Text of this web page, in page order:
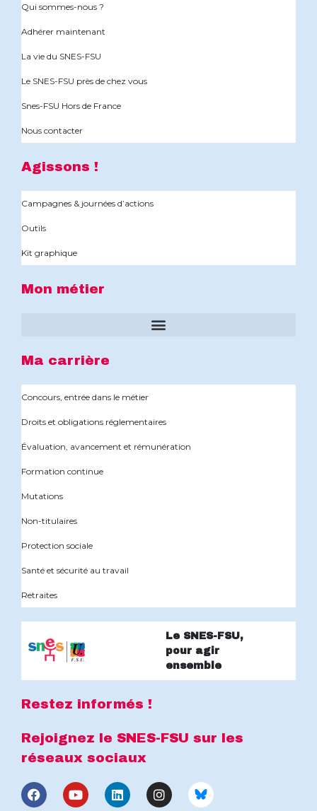
Qui sommes-nous ?
Adhérer maintenant
La vie du SNES-FSU
Le SNES-FSU près de chez vous
Snes-FSU Hors de France
Nous contacter
Agissons !
Campagnes & journées d’actions
Outils
Kit graphique
Mon métier
Ma carrière
Concours, entrée dans le métier
Droits et obligations réglementaires
Évaluation, avancement et rémunération
Formation continue
Mutations
Non-titulaires
Protection sociale
Santé et sécurité au travail
Retraites
Le SNES-FSU,
pour agir
ensemble
Restez informés !
Rejoignez le SNES-FSU sur les
réseaux sociaux